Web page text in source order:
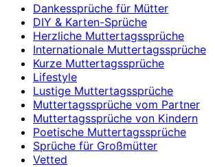
Dankessprüche für Mütter
DIY & Karten-Sprüche
Herzliche Muttertagssprüche
Internationale Muttertagssprüche
Kurze Muttertagssprüche
Lifestyle
Lustige Muttertagssprüche
Muttertagssprüche vom Partner
Muttertagssprüche von Kindern
Poetische Muttertagssprüche
Sprüche für Großmütter
Vetted